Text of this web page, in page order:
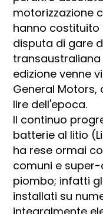
motorizzazione
hanno
disputa di gare
transaustraliana
edizione venne
General
lire dell'epoca.
Il continuo
batterie al litio
ha rese ormai
comuni e
piombo; infatti
installati su